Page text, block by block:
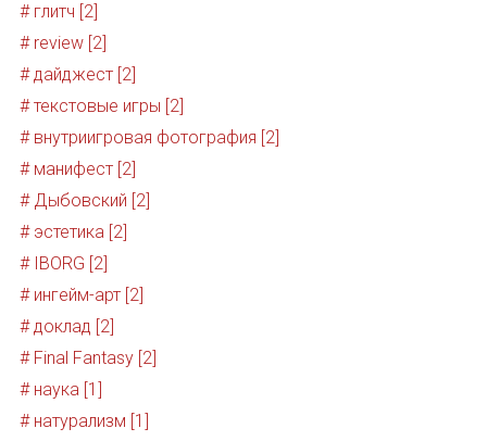
# глитч [2]
# review [2]
# дайджест [2]
# текстовые игры [2]
# внутриигровая фотография [2]
# манифест [2]
# Дыбовский [2]
# эстетика [2]
# IBORG [2]
# ингейм-арт [2]
# доклад [2]
# Final Fantasy [2]
# наука [1]
# натурализм [1]